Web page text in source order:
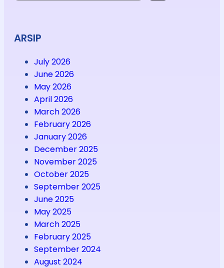
ARSIP
July 2026
June 2026
May 2026
April 2026
March 2026
February 2026
January 2026
December 2025
November 2025
October 2025
September 2025
June 2025
May 2025
March 2025
February 2025
September 2024
August 2024